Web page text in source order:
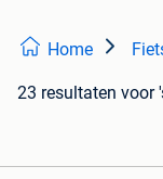
Home
23 resultaten voor